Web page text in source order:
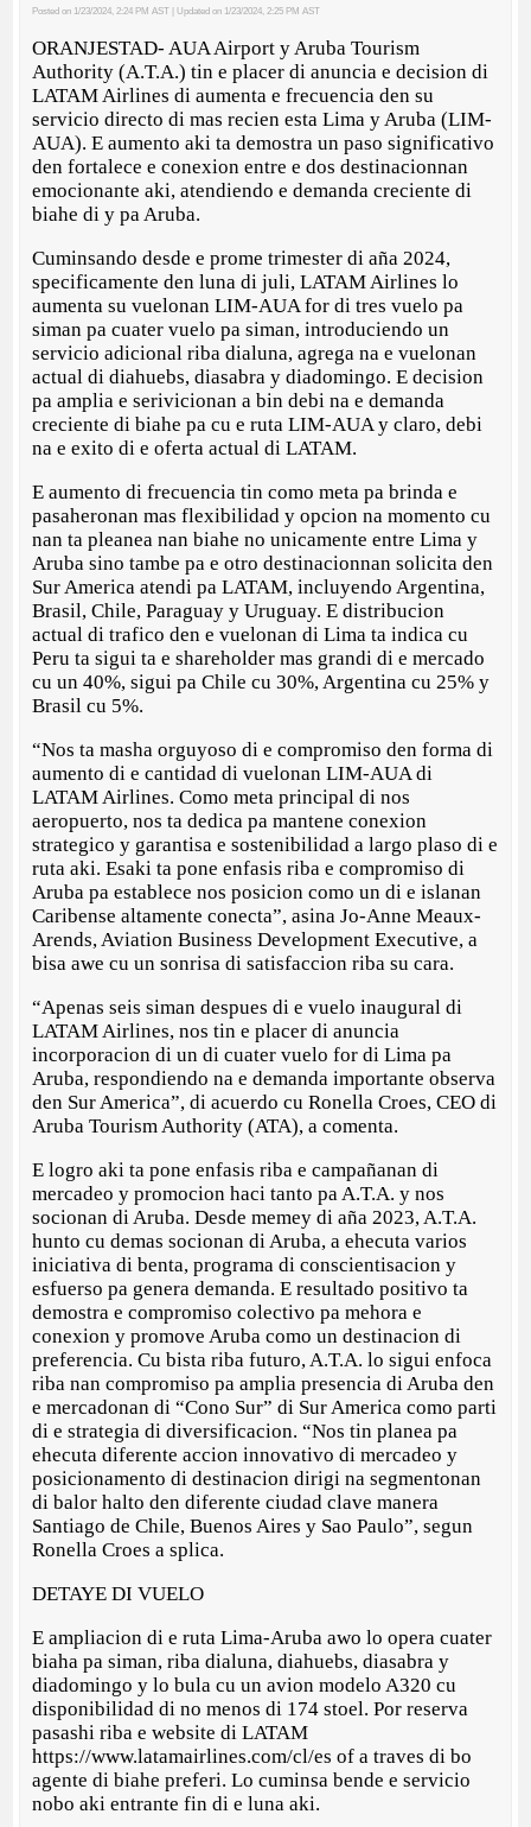
Posted on 1/23/2024, 2:24 PM AST | Updated on 1/23/2024, 2:25 PM AST
ORANJESTAD- AUA Airport y Aruba Tourism
Authority (A.T.A.) tin e placer di anuncia e decision di
LATAM Airlines di aumenta e frecuencia den su
servicio directo di mas recien esta Lima y Aruba (LIM-
AUA). E aumento aki ta demostra un paso significativo
den fortalece e conexion entre e dos destinacionnan
emocionante aki, atendiendo e demanda creciente di
biahe di y pa Aruba.
Cuminsando desde e prome trimester di aña 2024,
specificamente den luna di juli, LATAM Airlines lo
aumenta su vuelonan LIM-AUA for di tres vuelo pa
siman pa cuater vuelo pa siman, introduciendo un
servicio adicional riba dialuna, agrega na e vuelonan
actual di diahuebs, diasabra y diadomingo. E decision
pa amplia e serivicionan a bin debi na e demanda
creciente di biahe pa cu e ruta LIM-AUA y claro, debi
na e exito di e oferta actual di LATAM.
E aumento di frecuencia tin como meta pa brinda e
pasaheronan mas flexibilidad y opcion na momento cu
nan ta pleanea nan biahe no unicamente entre Lima y
Aruba sino tambe pa e otro destinacionnan solicita den
Sur America atendi pa LATAM, incluyendo Argentina,
Brasil, Chile, Paraguay y Uruguay. E distribucion
actual di trafico den e vuelonan di Lima ta indica cu
Peru ta sigui ta e shareholder mas grandi di e mercado
cu un 40%, sigui pa Chile cu 30%, Argentina cu 25% y
Brasil cu 5%.
“Nos ta masha orguyoso di e compromiso den forma di
aumento di e cantidad di vuelonan LIM-AUA di
LATAM Airlines. Como meta principal di nos
aeropuerto, nos ta dedica pa mantene conexion
strategico y garantisa e sostenibilidad a largo plaso di e
ruta aki. Esaki ta pone enfasis riba e compromiso di
Aruba pa establece nos posicion como un di e islanan
Caribense altamente conecta”, asina Jo-Anne Meaux-
Arends, Aviation Business Development Executive, a
bisa awe cu un sonrisa di satisfaccion riba su cara.
“Apenas seis siman despues di e vuelo inaugural di
LATAM Airlines, nos tin e placer di anuncia
incorporacion di un di cuater vuelo for di Lima pa
Aruba, respondiendo na e demanda importante observa
den Sur America”, di acuerdo cu Ronella Croes, CEO di
Aruba Tourism Authority (ATA), a comenta.
E logro aki ta pone enfasis riba e campañanan di
mercadeo y promocion haci tanto pa A.T.A. y nos
socionan di Aruba. Desde memey di aña 2023, A.T.A.
hunto cu demas socionan di Aruba, a ehecuta varios
iniciativa di benta, programa di conscientisacion y
esfuerso pa genera demanda. E resultado positivo ta
demostra e compromiso colectivo pa mehora e
conexion y promove Aruba como un destinacion di
preferencia. Cu bista riba futuro, A.T.A. lo sigui enfoca
riba nan compromiso pa amplia presencia di Aruba den
e mercadonan di “Cono Sur” di Sur America como parti
di e strategia di diversificacion. “Nos tin planea pa
ehecuta diferente accion innovativo di mercadeo y
posicionamento di destinacion dirigi na segmentonan
di balor halto den diferente ciudad clave manera
Santiago de Chile, Buenos Aires y Sao Paulo”, segun
Ronella Croes a splica.
DETAYE DI VUELO
E ampliacion di e ruta Lima-Aruba awo lo opera cuater
biaha pa siman, riba dialuna, diahuebs, diasabra y
diadomingo y lo bula cu un avion modelo A320 cu
disponibilidad di no menos di 174 stoel. Por reserva
pasashi riba e website di LATAM
https://www.latamairlines.com/cl/es of a traves di bo
agente di biahe preferi. Lo cuminsa bende e servicio
nobo aki entrante fin di e luna aki.